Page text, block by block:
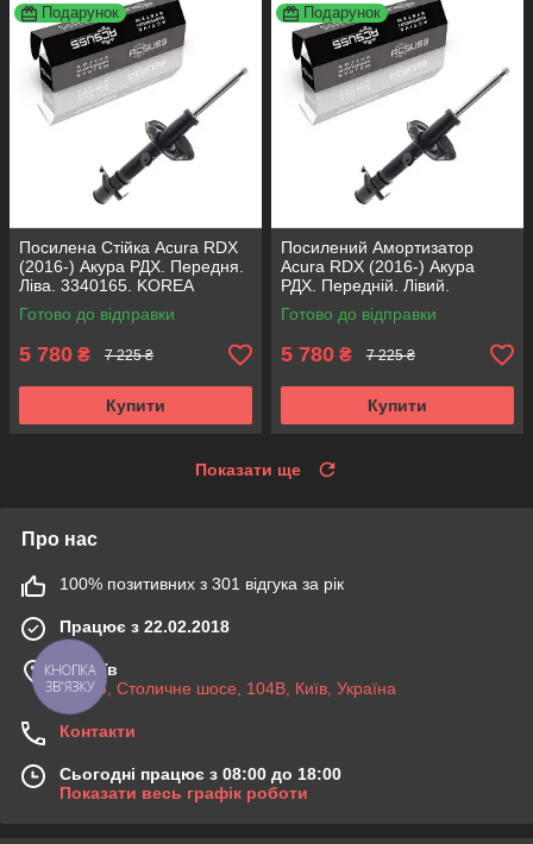
Подарунок
Посилена Стійка Acura RDX
(2016-) Акура РДХ. Передня.
Ліва. 3340165. KOREA
Аксусс!
Готово до відправки
5 780 ₴ 7 225 ₴
Купити
Подарунок
Посилений Амортизатор
Acura RDX (2016-) Акура
РДХ. Передній. Лівий.
3340165. KOREA Аксусс!
Готово до відправки
5 780 ₴ 7 225 ₴
Купити
Показати ще
Про нас
100% позитивних з 301 відгука за рік
Працює з 22.02.2018
м. Київ
03045, Столичне шосе, 104B, Київ, Україна
Контакти
Сьогодні працює з 08:00 до 18:00
Показати весь графік роботи
КНОПКА
ЗВ'ЯЗКУ